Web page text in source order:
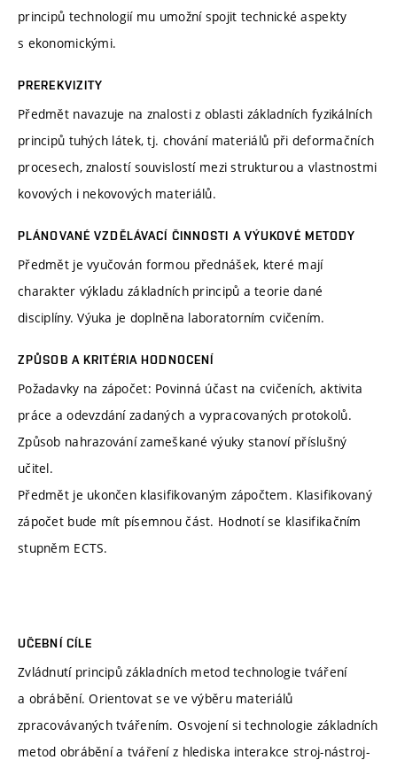
principů technologií mu umožní spojit technické aspekty
s ekonomickými.
PREREKVIZITY
Předmět navazuje na znalosti z oblasti základních fyzikálních
principů tuhých látek, tj. chování materiálů při deformačních
procesech, znalostí souvislostí mezi strukturou a vlastnostmi
kovových i nekovových materiálů.
PLÁNOVANÉ VZDĚLÁVACÍ ČINNOSTI A VÝUKOVÉ METODY
Předmět je vyučován formou přednášek, které mají
charakter výkladu základních principů a teorie dané
disciplíny. Výuka je doplněna laboratorním cvičením.
ZPŮSOB A KRITÉRIA HODNOCENÍ
Požadavky na zápočet: Povinná účast na cvičeních, aktivita
práce a odevzdání zadaných a vypracovaných protokolů.
Způsob nahrazování zameškané výuky stanoví příslušný
učitel.
Předmět je ukončen klasifikovaným zápočtem. Klasifikovaný
zápočet bude mít písemnou část. Hodnotí se klasifikačním
stupněm ECTS.
UČEBNÍ CÍLE
Zvládnutí principů základních metod technologie tváření
a obrábění. Orientovat se ve výběru materiálů
zpracovávaných tvářením. Osvojení si technologie základních
metod obrábění a tváření z hlediska interakce stroj-nástroj-